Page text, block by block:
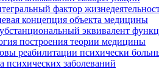
фактор
концепция объекта медицины
эквивалент
построения теории медицины
реабилитации психически
психических заболеваний